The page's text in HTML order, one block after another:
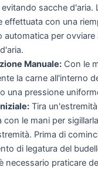
sacche d'aria.
effettuata con una
automatica per ovviare
Manuale: Con le
la carne all'interno
una pressione
Tira
con le mani per
Prima di
di legatura del
necessario praticare